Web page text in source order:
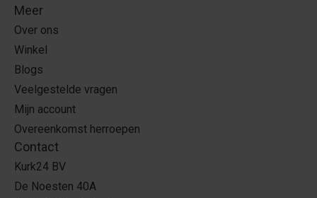
Meer
Over ons
Winkel
Blogs
Veelgestelde vragen
Mijn account
Overeenkomst herroepen
Contact
Kurk24 BV
De Noesten 40A